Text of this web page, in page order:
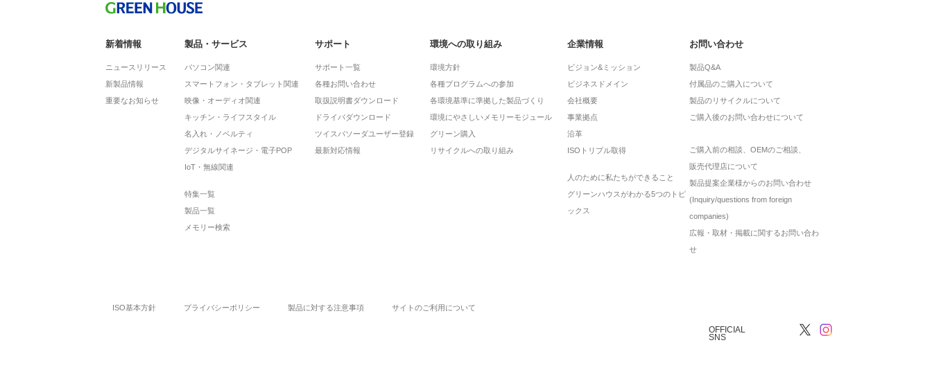
新着情報
ニュースリリース
新製品情報
重要なお知らせ
製品・サービス
パソコン関連
スマートフォン・タブレット関連
映像・オーディオ関連
キッチン・ライフスタイル
名入れ・ノベルティ
デジタルサイネージ・電子POP
IoT・無線関連
特集一覧
製品一覧
メモリー検索
サポート
サポート一覧
各種お問い合わせ
取扱説明書ダウンロード
ドライバダウンロード
ツイスパソーダユーザー登録
最新対応情報
環境への取り組み
環境方針
各種プログラムへの参加
各環境基準に準拠した製品づくり
環境にやさしいメモリーモジュール
グリーン購入
リサイクルへの取り組み
企業情報
ビジョン&ミッション
ビジネスドメイン
会社概要
事業拠点
沿革
ISOトリプル取得
人のために私たちができること
グリーンハウスがわかる5つのトピ
ックス
お問い合わせ
製品Q&A
付属品のご購入について
製品のリサイクルについて
ご購入後のお問い合わせについて
ご購入前の相談、OEMのご相談、
販売代理店について
製品提案企業様からのお問い合わせ
(Inquiry/questions from foreign
companies)
広報・取材・掲載に関するお問い合わ
せ
ISO基本方針 プライバシーポリシー 製品に対する注意事項 サイトのご利用について
OFFICIAL
SNS